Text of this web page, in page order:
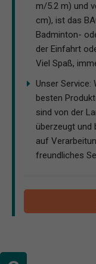
m/5.2 m) und
cm), ist das
Badminton-
der Einfahrt
Viel Spaß,
Unser Service:
besten
sind von der
überzeugt und
auf
freundliches